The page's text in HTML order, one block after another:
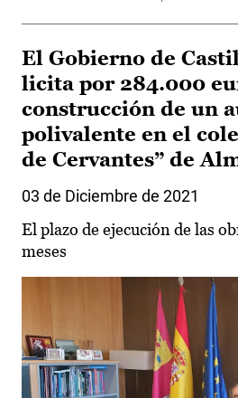
El Gobierno de
licita por 284.000
construcción de un
polivalente en el
de Cervantes” de
03 de Diciembre de 2021
El plazo de ejecución de las
meses